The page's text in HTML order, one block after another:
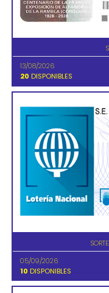
13/08/2026
20 DISPONIBLES
05/09/2026
10 DISPONIBLES